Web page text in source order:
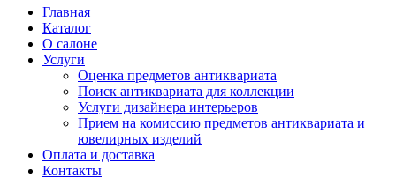
Главная
Каталог
О салоне
Услуги
Оценка предметов антиквариата
Поиск антиквариата для коллекции
Услуги дизайнера интерьеров
Прием на комиссию предметов антиквариата и
ювелирных изделий
Оплата и доставка
Контакты